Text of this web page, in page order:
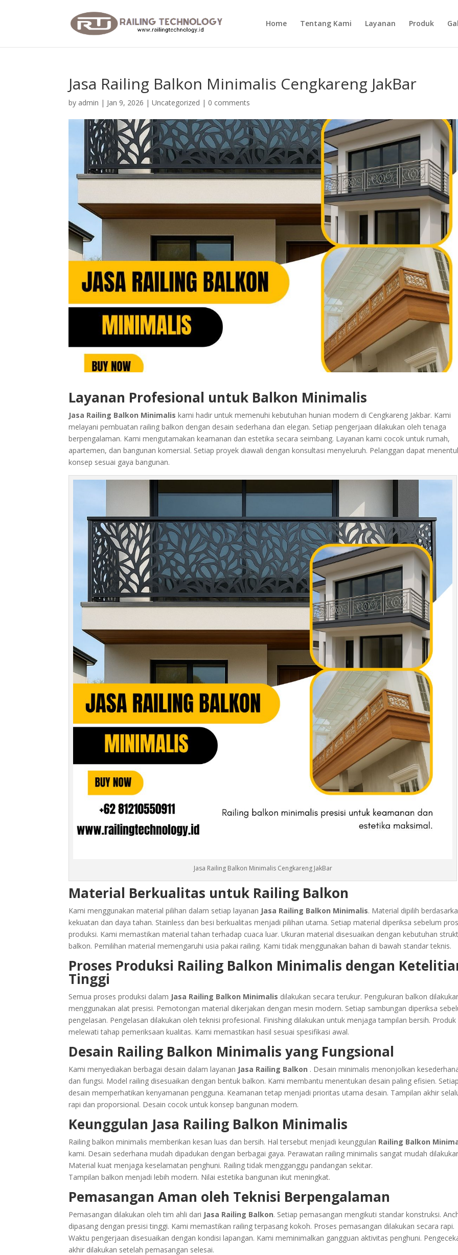
Home Tentang Kami Layanan Produk
Jasa Railing Balkon Minimalis Cengkareng JakBar
by admin | Jan 9, 2026 |Uncategorized | 0 comments
Layanan Profesional untuk Balkon Minimalis
Jasa Railing Balkon Minimalis kami hadir untuk memenuhi kebutuhan hunian modern di Cengkareng Jakbar. Kami
melayani pembuatan railing balkon dengan desain sederhana dan elegan. Setiap pengerjaan dilakukan oleh tenaga
berpengalaman. Kami mengutamakan keamanan dan estetika secara seimbang. Layanan kami cocok untuk rumah,
apartemen, dan bangunan komersial. Setiap proyek diawali dengan konsultasi menyeluruh. Pelanggan dapat
konsep sesuai gaya bangunan.
Jasa Railing Balkon Minimalis Cengkareng JakBar
Material Berkualitas untuk Railing Balkon
Kami menggunakan material pilihan dalam setiap layanan Jasa Railing Balkon Minimalis. Material dipilih
kekuatan dan daya tahan. Stainless dan besi berkualitas menjadi pilihan utama. Setiap material diperiksa sebelum
produksi. Kami memastikan material tahan terhadap cuaca luar. Ukuran material disesuaikan dengan kebutuhan
balkon. Pemilihan material memengaruhi usia pakai railing. Kami tidak menggunakan bahan di bawah standar teknis.
Proses Produksi Railing Balkon Minimalis dengan
Tinggi
Semua proses produksi dalam Jasa Railing Balkon Minimalis dilakukan secara terukur. Pengukuran balkon
menggunakan alat presisi. Pemotongan material dikerjakan dengan mesin modern. Setiap sambungan diperiksa
pengelasan. Pengelasan dilakukan oleh teknisi profesional. Finishing dilakukan untuk menjaga tampilan bersih. Produk
melewati tahap pemeriksaan kualitas. Kami memastikan hasil sesuai spesifikasi awal.
Desain Railing Balkon Minimalis yang Fungsional
Kami menyediakan berbagai desain dalam layanan Jasa Railing Balkon . Desain minimalis menonjolkan
dan fungsi. Model railing disesuaikan dengan bentuk balkon. Kami membantu menentukan desain paling efisien.
desain memperhatikan kenyamanan pengguna. Keamanan tetap menjadi prioritas utama desain. Tampilan akhir
rapi dan proporsional. Desain cocok untuk konsep bangunan modern.
Keunggulan Jasa Railing Balkon Minimalis
Railing balkon minimalis memberikan kesan luas dan bersih. Hal tersebut menjadi keunggulan Railing Balkon
kami. Desain sederhana mudah dipadukan dengan berbagai gaya. Perawatan railing minimalis sangat mudah
Material kuat menjaga keselamatan penghuni. Railing tidak mengganggu pandangan sekitar.
Tampilan balkon menjadi lebih modern. Nilai estetika bangunan ikut meningkat.
Pemasangan Aman oleh Teknisi Berpengalaman
Pemasangan dilakukan oleh tim ahli dari Jasa Railing Balkon. Setiap pemasangan mengikuti standar konstruksi.
dipasang dengan presisi tinggi. Kami memastikan railing terpasang kokoh. Proses pemasangan dilakukan secara rapi.
Waktu pengerjaan disesuaikan dengan kondisi lapangan. Kami meminimalkan gangguan aktivitas penghuni.
akhir dilakukan setelah pemasangan selesai.